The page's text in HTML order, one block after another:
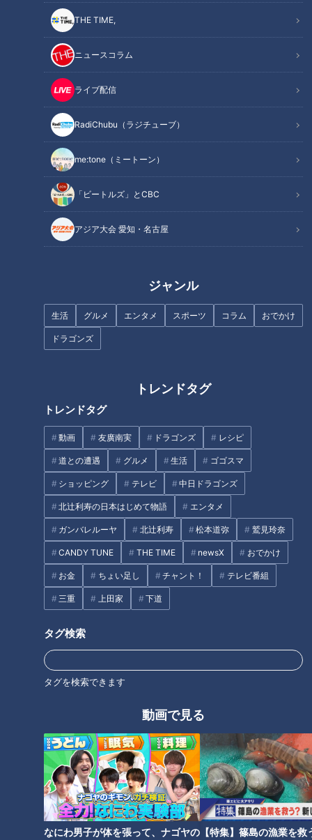
THE TIME,
ニュースコラム
ライブ配信
RadiChubu（ラジチューブ）
me:tone（ミートーン）
「ビートルズ」とCBC
アジア大会 愛知・名古屋
ジャンル
生活 グルメ エンタメ スポーツ コラム おでかけ
ドラゴンズ
トレンドタグ
トレンドタグ
動画 友廣南実 ドラゴンズ レシピ
道との遭遇 グルメ 生活 ゴゴスマ
ショッピング テレビ 中日ドラゴンズ
北辻利寿の日本はじめて物語 エンタメ
ガンバレルーヤ 北辻利寿 松本道弥 鷲見玲奈
CANDY TUNE THE TIME newsX おでかけ
お金 ちょい足し チャント！ テレビ番組
三重 上田家 下道
タグ検索
タグを検索できます
動画で見る
なにわ男子が体を張って、ナゴヤの【特集】篠島の漁業を救
伝統の技や独創的なアイデアから生まれた特産品。
モノづくり王国・東海地方には、全国に誇る逸品がたくさんあ
そんな逸品をジモト・岐阜県 土岐市出身の近藤サトさんが紹
介、作り手を応援します。
今回紹介するのは、愛知・半田市で作られる「とらじの唄」。
江戸時代から続く酒蔵が生み出した“新しい”日本酒とは？
とらじの唄 300ml ￥1,282円（2月28日時
点）
江戸時代より前から酒造りが始まり、醸造業の一大産地として
知られる知多半島。
そこで180年前から日本酒を作り続けてきた中埜酒造が生み出
した“新しい”日本酒「とらじの唄」
日本酒でありながら、微アルコール・シュワシュワとした微炭
酸・さわやかな味わいと飲みやすく、お酒が得意でない方でも
おいしくお飲みいただけます。
脂を包み込んでくれるので、肉料理との相性も抜群です。
商品購入を希望される方はこちら
中埜酒造株式会社
〒475-0878 愛知県半田市東本町二丁目24番地
Tel：0569-23-1231
この記事の画像を見る
この記事を見たあなたへのおすすめ